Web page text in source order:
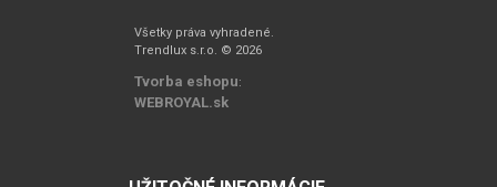
Všetky práva vyhradené.
Trendlux s.r.o. © 2026
Tvorba eshopu:
WEBROYAL.sk